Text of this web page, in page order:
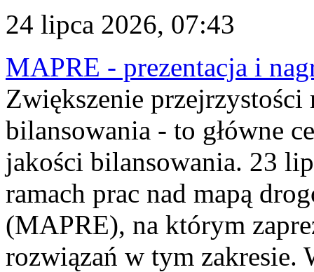
24 lipca 2026, 07:43
MAPRE - prezentacja i
Zwiększenie
bilansowania - to główne
jakości bilansowania. 23
ramach prac nad mapą
(MAPRE), na którym
rozwiązań w tym zakresie.